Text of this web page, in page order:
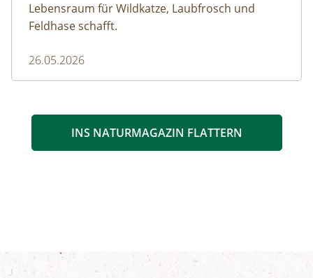
Lebensraum für Wildkatze, Laubfrosch und
Feldhase schafft.
26.05.2026
INS NATURMAGAZIN FLATTERN